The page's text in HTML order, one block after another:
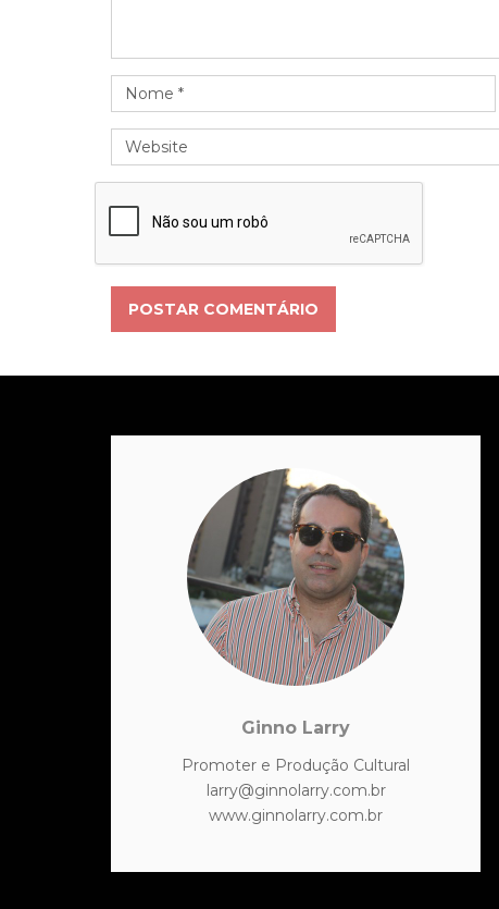
POSTAR COMENTÁRIO
Ginno Larry
Promoter e Produção Cultural
larry@ginnolarry.com.br
www.ginnolarry.com.br